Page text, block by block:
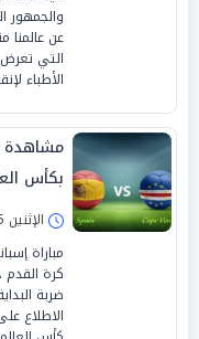
والجمهور
عن عالمنا
التي تعرض
الأطباء
مشاهدة
بكأس
الإثنين 15/يونيو/2026 - 06:57 م
مباراة
كرة القدم
ضربة
الاطلاع